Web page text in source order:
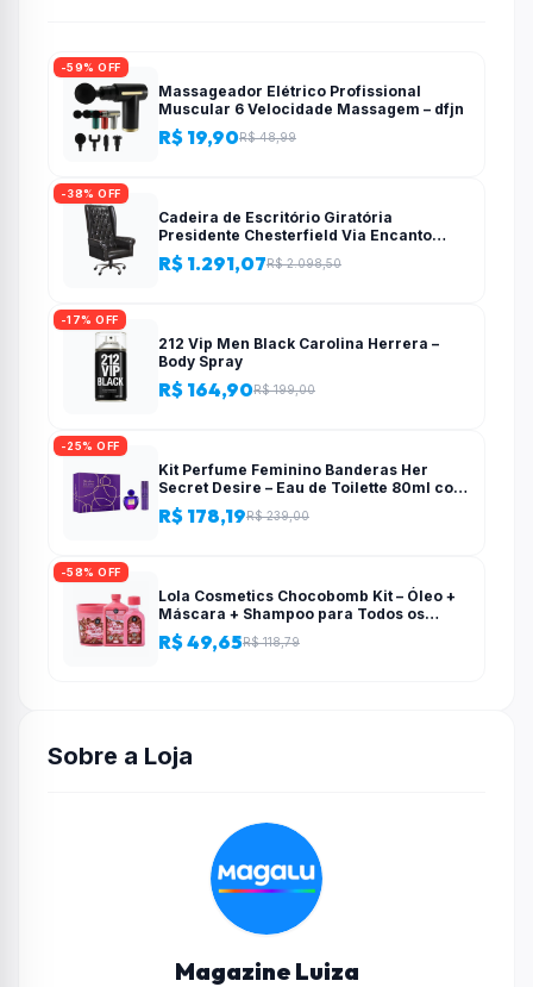
-59% OFF
Massageador Elétrico Profissional
Muscular 6 Velocidade Massagem – dfjn
R$ 19,90R$ 48,99
-38% OFF
Cadeira de Escritório Giratória
Presidente Chesterfield Via Encanto
Preta
R$ 1.291,07R$ 2.098,50
-17% OFF
212 Vip Men Black Carolina Herrera –
Body Spray
R$ 164,90R$ 199,00
-25% OFF
Kit Perfume Feminino Banderas Her
Secret Desire – Eau de Toilette 80ml com
Desodorante
R$ 178,19R$ 239,00
-58% OFF
Lola Cosmetics Chocobomb Kit – Óleo +
Máscara + Shampoo para Todos os
Tipos de Cabelo – Lola From Rio
R$ 49,65R$ 118,79
Sobre a Loja
Magazine Luiza